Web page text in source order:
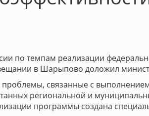
по темпам реализации
в Шарыпово доложил
связанные с
региональной и
программы создана